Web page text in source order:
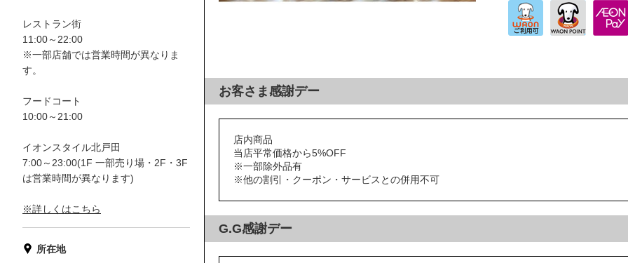
お客さま感謝デー
店内商品
当店平常価格から5%OFF
※一部除外品有
※他の割引・クーポン・サービスとの併用不可
G.G感謝デー
レストラン街
11:00～22:00
※一部店舗では営業時間が異なりま
す。
フードコート
10:00～21:00
イオンスタイル北戸田
7:00～23:00(1F 一部売り場・2F・3F
は営業時間が異なります)
※詳しくはこちら
所在地